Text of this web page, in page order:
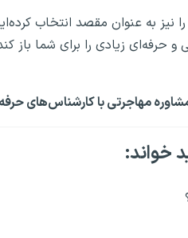
را نیز به عنوان مقصد انتخاب
و حرفه‌ای زیادی را برای شما باز
مهاجرتی با کارشناس‌های
خواند: